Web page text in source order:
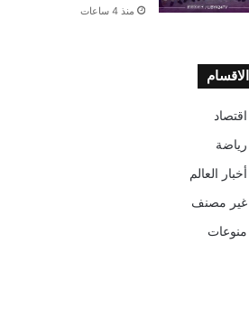
منذ 4 ساعات
الاقسام
اقتصاد
رياضة
أخبار العالم
غير مصنف
منوعات